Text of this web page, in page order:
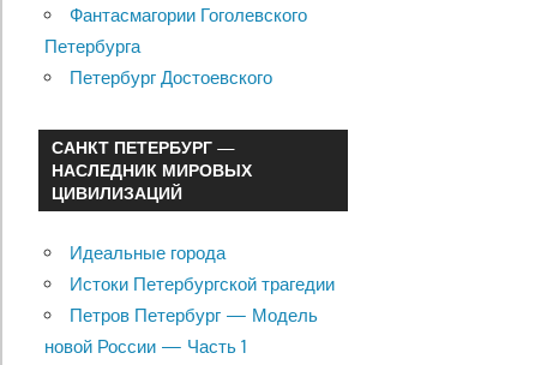
Фантасмагории Гоголевского
Петербурга
Петербург Достоевского
САНКТ ПЕТЕРБУРГ —
НАСЛЕДНИК МИРОВЫХ
ЦИВИЛИЗАЦИЙ
Идеальные города
Истоки Петербургской трагедии
Петров Петербург — Модель
новой России — Часть 1